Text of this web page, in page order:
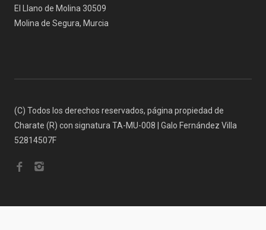
El Llano de Molina 30509
Molina de Segura, Murcia
(C) Todos los derechos reservados, página propiedad de
Charate (R) con signatura TA-MU-008 | Galo Fernández Villa
52814507F